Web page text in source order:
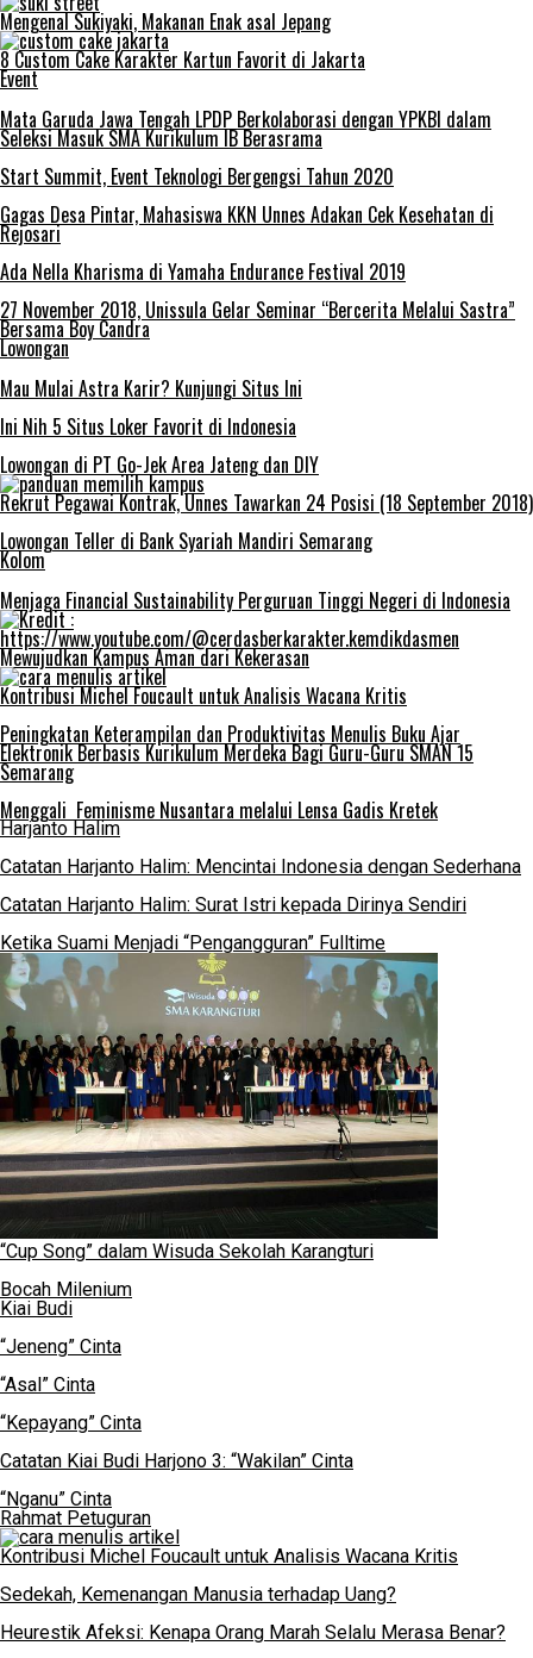
Mengenal Sukiyaki, Makanan Enak asal Jepang
8 Custom Cake Karakter Kartun Favorit di Jakarta
Event
Mata Garuda Jawa Tengah LPDP Berkolaborasi dengan YPKBI dalam
Seleksi Masuk SMA Kurikulum IB Berasrama
Start Summit, Event Teknologi Bergengsi Tahun 2020
Gagas Desa Pintar, Mahasiswa KKN Unnes Adakan Cek Kesehatan di
Rejosari
Ada Nella Kharisma di Yamaha Endurance Festival 2019
27 November 2018, Unissula Gelar Seminar “Bercerita Melalui Sastra”
Bersama Boy Candra
Lowongan
Mau Mulai Astra Karir? Kunjungi Situs Ini
Ini Nih 5 Situs Loker Favorit di Indonesia
Lowongan di PT Go-Jek Area Jateng dan DIY
Rekrut Pegawai Kontrak, Unnes Tawarkan 24 Posisi (18 September 2018)
Lowongan Teller di Bank Syariah Mandiri Semarang
Kolom
Menjaga Financial Sustainability Perguruan Tinggi Negeri di Indonesia
Mewujudkan Kampus Aman dari Kekerasan
Kontribusi Michel Foucault untuk Analisis Wacana Kritis
Peningkatan Keterampilan dan Produktivitas Menulis Buku Ajar
Elektronik Berbasis Kurikulum Merdeka Bagi Guru-Guru SMAN 15
Semarang
Menggali Feminisme Nusantara melalui Lensa Gadis Kretek
Harjanto Halim
Catatan Harjanto Halim: Mencintai Indonesia dengan Sederhana
Catatan Harjanto Halim: Surat Istri kepada Dirinya Sendiri
Ketika Suami Menjadi “Pengangguran” Fulltime
“Cup Song” dalam Wisuda Sekolah Karangturi
Bocah Milenium
Kiai Budi
“Jeneng” Cinta
“Asal” Cinta
“Kepayang” Cinta
Catatan Kiai Budi Harjono 3: “Wakilan” Cinta
“Nganu” Cinta
Rahmat Petuguran
Kontribusi Michel Foucault untuk Analisis Wacana Kritis
Sedekah, Kemenangan Manusia terhadap Uang?
Heurestik Afeksi: Kenapa Orang Marah Selalu Merasa Benar?